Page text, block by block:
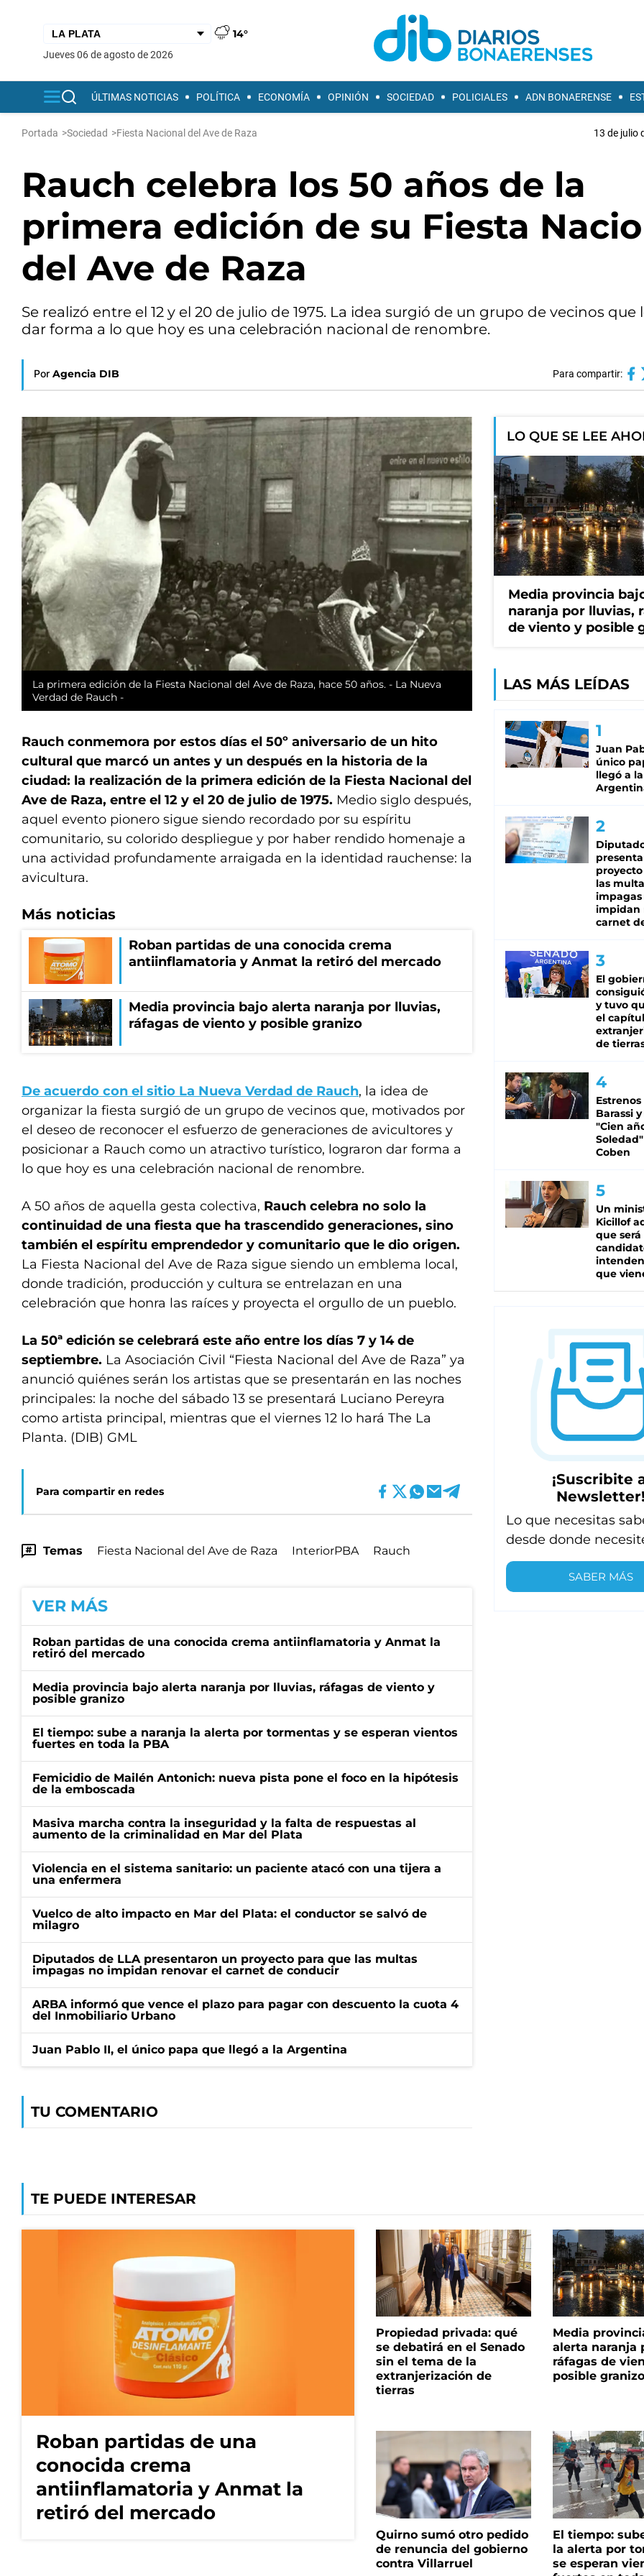
14°
jueves 06 de agosto de 2026
ÚLTIMAS NOTICIAS POLÍTICA ECONOMÍA OPINIÓN SOCIEDAD POLICIALES ADN BONAERENSE
Portada >Sociedad >Fiesta Nacional del Ave de Raza 13 de julio
Rauch celebra los 50 años de la
primera edición de su Fiesta
del Ave de Raza
Se realizó entre el 12 y el 20 de julio de 1975. La idea surgió de un grupo de vecinos que
dar forma a lo que hoy es una celebración nacional de renombre.
Por Agencia DIB Para compartir:
La primera edición de la Fiesta Nacional del Ave de Raza, hace 50 años. - La Nueva
Verdad de Rauch -
Rauch conmemora por estos días el 50º aniversario de un hito
cultural que marcó un antes y un después en la historia de la
ciudad: la realización de la primera edición de la Fiesta Nacional del
Ave de Raza, entre el 12 y el 20 de julio de 1975. Medio siglo después,
aquel evento pionero sigue siendo recordado por su espíritu
comunitario, su colorido despliegue y por haber rendido homenaje a
una actividad profundamente arraigada en la identidad rauchense: la
avicultura.
Más noticias
Roban partidas de una conocida crema
antiinflamatoria y Anmat la retiró del mercado
Media provincia bajo alerta naranja por lluvias,
ráfagas de viento y posible granizo
De acuerdo con el sitio La Nueva Verdad de Rauch, la idea de
organizar la fiesta surgió de un grupo de vecinos que, motivados por
el deseo de reconocer el esfuerzo de generaciones de avicultores y
posicionar a Rauch como un atractivo turístico, lograron dar forma a
lo que hoy es una celebración nacional de renombre.
A 50 años de aquella gesta colectiva, Rauch celebra no solo la
continuidad de una fiesta que ha trascendido generaciones, sino
también el espíritu emprendedor y comunitario que le dio origen.
La Fiesta Nacional del Ave de Raza sigue siendo un emblema local,
donde tradición, producción y cultura se entrelazan en una
celebración que honra las raíces y proyecta el orgullo de un pueblo.
La 50ª edición se celebrará este año entre los días 7 y 14 de
septiembre. La Asociación Civil “Fiesta Nacional del Ave de Raza” ya
anunció quiénes serán los artistas que se presentarán en las noches
principales: la noche del sábado 13 se presentará Luciano Pereyra
como artista principal, mientras que el viernes 12 lo hará The La
Planta. (DIB) GML
Para compartir en redes
Temas Fiesta Nacional del Ave de Raza InteriorPBA Rauch
VER MÁS
Roban partidas de una conocida crema antiinflamatoria y Anmat la
retiró del mercado
Media provincia bajo alerta naranja por lluvias, ráfagas de viento y
posible granizo
El tiempo: sube a naranja la alerta por tormentas y se esperan vientos
fuertes en toda la PBA
Femicidio de Mailén Antonich: nueva pista pone el foco en la hipótesis
de la emboscada
Masiva marcha contra la inseguridad y la falta de respuestas al
aumento de la criminalidad en Mar del Plata
Violencia en el sistema sanitario: un paciente atacó con una tijera a
una enfermera
Vuelco de alto impacto en Mar del Plata: el conductor se salvó de
milagro
Diputados de LLA presentaron un proyecto para que las multas
impagas no impidan renovar el carnet de conducir
ARBA informó que vence el plazo para pagar con descuento la cuota 4
del Inmobiliario Urbano
Juan Pablo II, el único papa que llegó a la Argentina
TU COMENTARIO
LO QUE SE LEE
Media provincia
naranja por lluvias,
de viento y posible
LAS MÁS LEÍDAS
Juan
único
llegó a la
las
impagas
impidan
carnet
El
y tuvo
el
de
Estrenos
Barassi
"Cien
Coben
Un
Kicillof
que será
que
¡Suscribite
Newsletter!
Lo que necesitas
desde donde
SABER MÁS
TE PUEDE INTERESAR
Roban partidas de una
conocida crema
antiinflamatoria y Anmat la
retiró del mercado
Propiedad privada: qué
se debatirá en el Senado
sin el tema de la
extranjerización de
tierras
Media
alerta naranja
ráfagas de
posible granizo
Quirno sumó otro pedido
de renuncia del gobierno
contra Villarruel
El tiempo:
la alerta por
se esperan